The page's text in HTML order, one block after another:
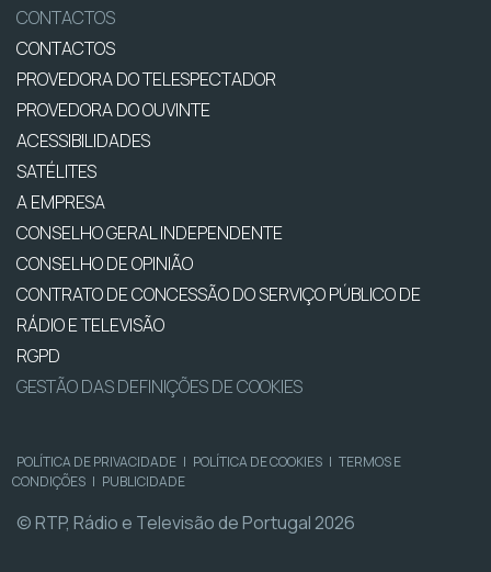
CONTACTOS
CONTACTOS
PROVEDORA DO TELESPECTADOR
PROVEDORA DO OUVINTE
ACESSIBILIDADES
SATÉLITES
A EMPRESA
CONSELHO GERAL INDEPENDENTE
CONSELHO DE OPINIÃO
CONTRATO DE CONCESSÃO DO SERVIÇO PÚBLICO DE
RÁDIO E TELEVISÃO
RGPD
GESTÃO DAS DEFINIÇÕES DE COOKIES
POLÍTICA DE PRIVACIDADE | POLÍTICA DE COOKIES | TERMOS E
CONDIÇÕES | PUBLICIDADE
© RTP, Rádio e Televisão de Portugal 2026